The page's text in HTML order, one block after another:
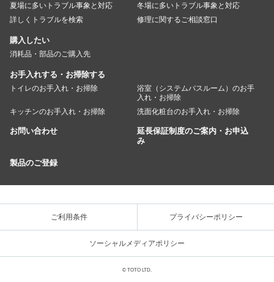
夏場に多いトラブル事象と対応
冬場に多いトラブル事象と対応
詳しくトラブルを検索
修理に関するご相談窓口
購入したい
消耗品・部品のご購入先
お手入れする・お掃除する
トイレのお手入れ・お掃除
浴室（システムバスルーム）のお手
入れ・お掃除
キッチンのお手入れ・お掃除
洗面化粧台のお手入れ・お掃除
お問い合わせ
延長保証制度のご案内・お申込
み
製品のご登録
ご利用条件 プライバシーポリシー
ソーシャルメディアポリシー
© TOTO LTD.